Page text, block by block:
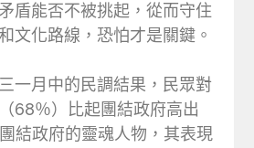
盾能否不被挑起，從而守住
文化路線，恐怕才是關鍵。
一月中的民調結果，民眾對
68％）比起團結政府高出
結政府的靈魂人物，其表現